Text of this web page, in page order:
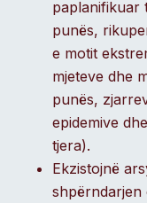
paplanifikuar
punës,
e motit
mjeteve dhe
punës,
epidemive
tjera).
Ekzistojnë
shpërndarjen